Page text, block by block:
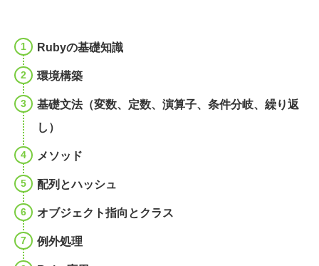
Rubyの基礎知識
環境構築
基礎文法（変数、定数、演算子、条件分岐、繰り返
し）
メソッド
配列とハッシュ
オブジェクト指向とクラス
例外処理